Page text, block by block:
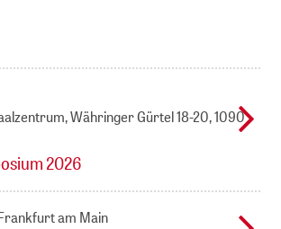
Währinger Gürtel 18-20, 1090
2026
am Main